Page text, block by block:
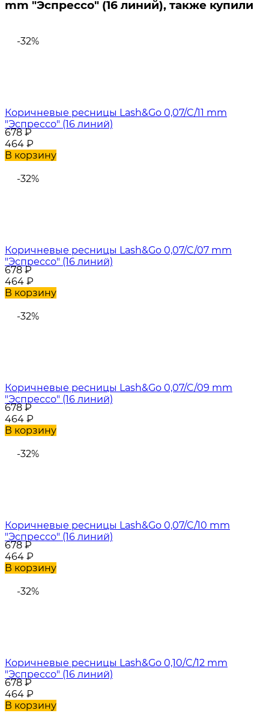
mm "Эспрессо" (16 линий), также купили
-32%
Коричневые ресницы Lash&Go 0,07/C/11 mm
"Эспрессо" (16 линий)
678₽
464 ₽
В корзину
-32%
Коричневые ресницы Lash&Go 0,07/C/07 mm
"Эспрессо" (16 линий)
678₽
464 ₽
В корзину
-32%
Коричневые ресницы Lash&Go 0,07/C/09 mm
"Эспрессо" (16 линий)
678₽
464 ₽
В корзину
-32%
Коричневые ресницы Lash&Go 0,07/C/10 mm
"Эспрессо" (16 линий)
678₽
464 ₽
В корзину
-32%
Коричневые ресницы Lash&Go 0,10/C/12 mm
"Эспрессо" (16 линий)
678₽
464 ₽
В корзину